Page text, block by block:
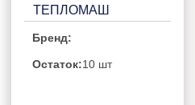
ТЕПЛОМАШ
Бренд:
Остаток:10 шт